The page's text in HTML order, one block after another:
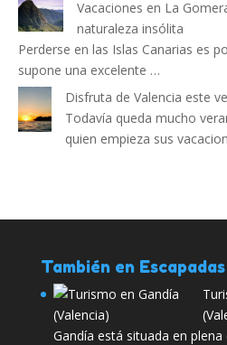
Vacaciones en La
naturaleza insólita
Perderse en las Islas Canarias es
supone una excelente …
Disfruta de Valencia este
Todavía queda mucho
quien empieza sus
También en
Gandía está situada en plena